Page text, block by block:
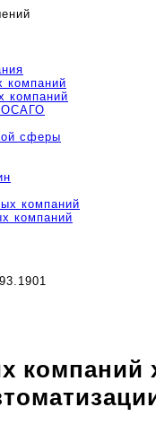
компаний
компаний
ОСАГО
сферы
компаний
компаний
компаний